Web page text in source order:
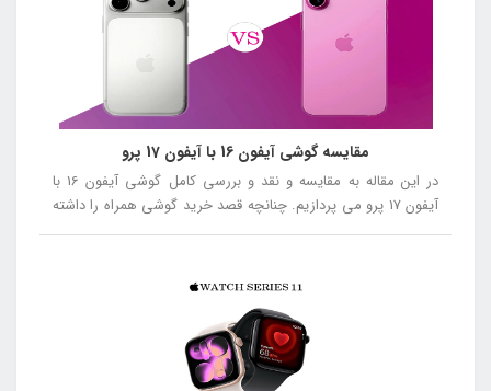
مقایسه گوشی آیفون 16 با آیفون 17 پرو
در این مقاله به مقایسه و نقد و بررسی کامل گوشی آیفون 16 با
آیفون 17 پرو می پردازیم. چنانچه قصد خرید گوشی همراه را داشته
باشید توصیه می کنیم در ادامه این مقاله همراه ما باشید.